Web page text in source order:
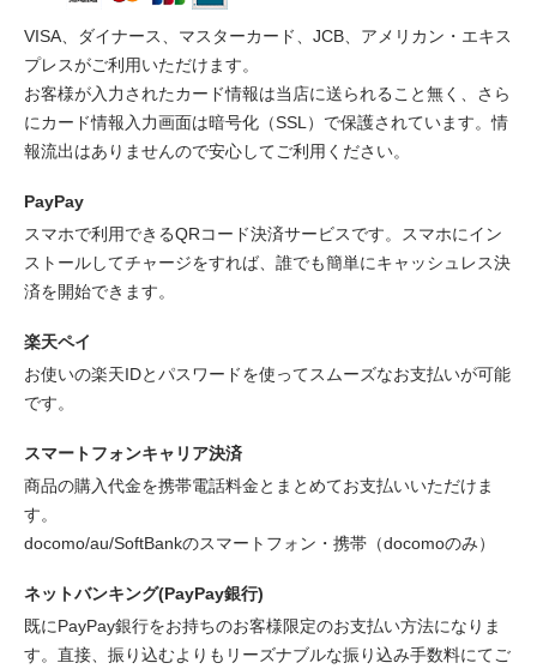
VISA、ダイナース、マスターカード、JCB、アメリカン・エキス
プレスがご利用いただけます。
お客様が入力されたカード情報は当店に送られること無く、さら
にカード情報入力画面は暗号化（SSL）で保護されています。情
報流出はありませんので安心してご利用ください。
PayPay
スマホで利用できるQRコード決済サービスです。スマホにイン
ストールしてチャージをすれば、誰でも簡単にキャッシュレス決
済を開始できます。
楽天ペイ
お使いの楽天IDとパスワードを使ってスムーズなお支払いが可能
です。
スマートフォンキャリア決済
商品の購入代金を携帯電話料金とまとめてお支払いいただけま
す。
docomo/au/SoftBankのスマートフォン・携帯（docomoのみ）
ネットバンキング(PayPay銀行)
既にPayPay銀行をお持ちのお客様限定のお支払い方法になりま
す。直接、振り込むよりもリーズナブルな振り込み手数料にてご